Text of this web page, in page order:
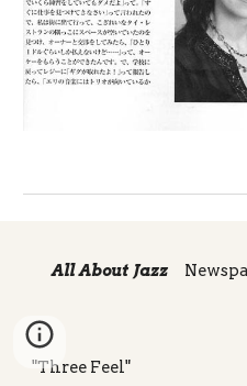
All About Jazz
"Three Feel"